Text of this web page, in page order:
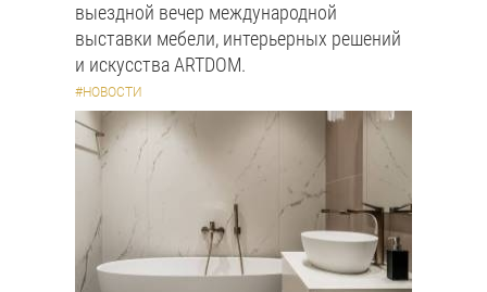
выездной вечер международной
выставки мебели, интерьерных решений
и искусства ARTDOM.
#НОВОСТИ